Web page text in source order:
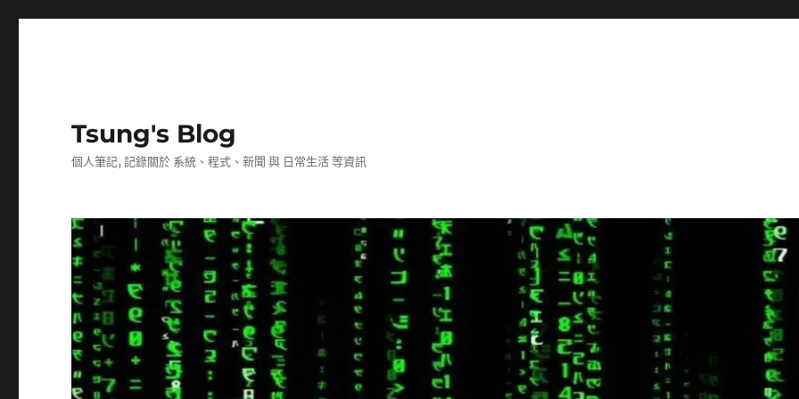
Tsung's Blog
個人筆記, 記錄關於 系統、程式、新聞 與 日常生活 等資訊